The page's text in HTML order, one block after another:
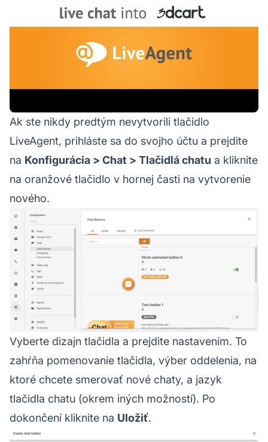
Ak ste nikdy predtým nevytvorili tlačidlo
LiveAgent, prihláste sa do svojho účtu a prejdite
na Konfigurácia > Chat > Tlačidlá chatu a kliknite
na oranžové tlačidlo v hornej časti na vytvorenie
nového.
Vyberte dizajn tlačidla a prejdite nastavením. To
zahŕňa pomenovanie tlačidla, výber oddelenia, na
ktoré chcete smerovať nové chaty, a jazyk
tlačidla chatu (okrem iných možností). Po
dokončení kliknite na Uložiť.